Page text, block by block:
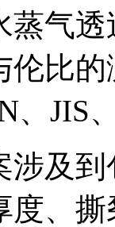
蒸气
伦比
、JIS
涉及
度、